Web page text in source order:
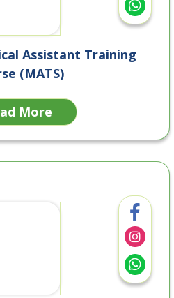
Assistant Training
(MATS)
More